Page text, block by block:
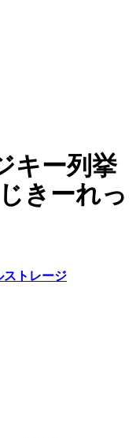
キー列挙
きーれっ
ストレージ